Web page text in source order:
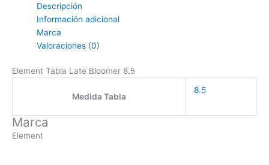
Descripción
Información adicional
Marca
Valoraciones (0)
Element Tabla Late Bloomer 8.5
Medida Tabla
8.5
Marca
Element